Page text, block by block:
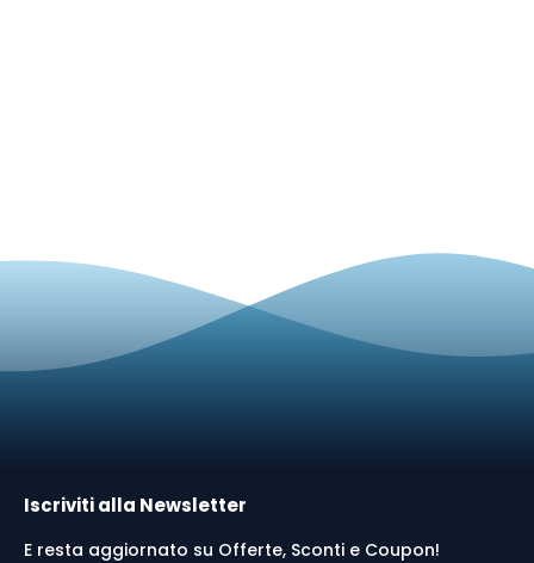
Iscriviti alla Newsletter
E resta aggiornato su Offerte, Sconti e Coupon!